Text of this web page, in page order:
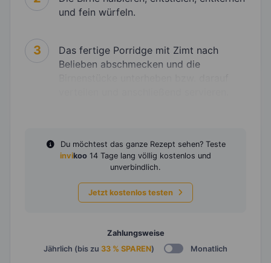
und fein würfeln.
3
Das fertige Porridge mit Zimt nach
Belieben abschmecken und die
Du möchtest das ganze Rezept sehen? Teste
invikoo 14 Tage lang völlig kostenlos und
unverbindlich.
Jetzt kostenlos testen
Zahlungsweise
Jährlich (bis zu 33 % SPAREN) Monatlich